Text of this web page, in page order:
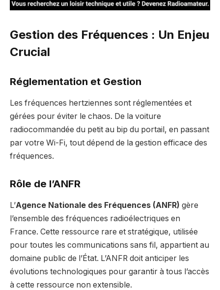
Gestion des Fréquences : Un Enjeu
Crucial
Réglementation et Gestion
Les fréquences hertziennes sont réglementées et
gérées pour éviter le chaos. De la voiture
radiocommandée du petit au bip du portail, en passant
par votre Wi-Fi, tout dépend de la gestion efficace des
fréquences.
Rôle de l’ANFR
L’Agence Nationale des Fréquences (ANFR) gère
l’ensemble des fréquences radioélectriques en
France. Cette ressource rare et stratégique, utilisée
pour toutes les communications sans fil, appartient au
domaine public de l’État. L’ANFR doit anticiper les
évolutions technologiques pour garantir à tous l’accès
à cette ressource non extensible.